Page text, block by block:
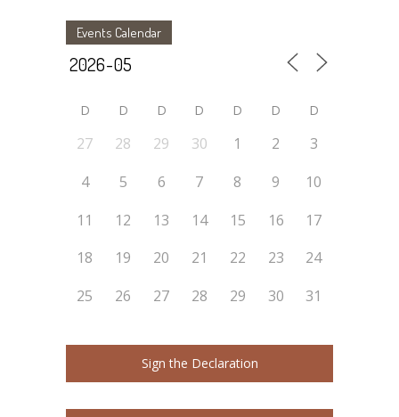
Events Calendar
D D D D D D D
27 28 29 30 1 2
3
4
5 6 7 8 9
10
11
12 13 14 15 16
17
18
19 20 21 22 23
24
25
26 27 28 29 30 31
Sign the Declaration